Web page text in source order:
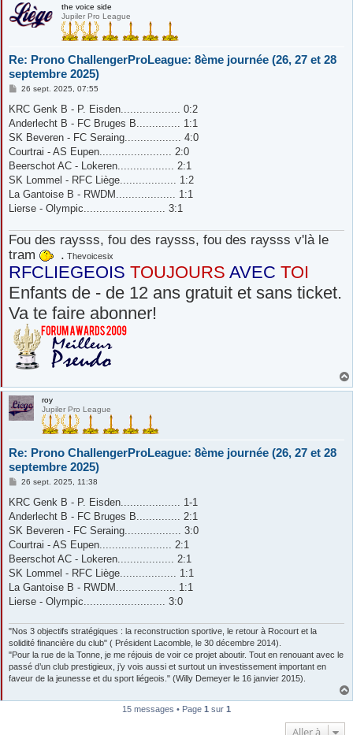
the voice side
Jupiler Pro League
Re: Prono ChallengerProLeague: 8ème journée (26, 27 et 28
septembre 2025)
M
s
a
g
26 sept. 2025, 07:55
KRC Genk B - P. Eisden................... 0:2
Anderlecht B - FC Bruges B.............. 1:1
SK Beveren - FC Seraing.................. 4:0
Courtrai - AS Eupen....................... 2:0
Beerschot AC - Lokeren.................. 2:1
SK Lommel - RFC Liège.................. 1:2
La Gantoise B - RWDM................... 1:1
Lierse - Olympic.......................... 3:1
Fou des raysss, fou des raysss, fou des raysss v'là le
tram
. Thevoicesix
RFCLIEGEOIS TOUJOURS AVEC TOI
Enfants de - de 12 ans gratuit et sans ticket.
Va te faire abonner!
roy
Jupiler Pro League
Re: Prono ChallengerProLeague: 8ème journée (26, 27 et 28
septembre 2025)
M
s
a
g
26 sept. 2025, 11:38
KRC Genk B - P. Eisden................... 1-1
Anderlecht B - FC Bruges B.............. 2:1
SK Beveren - FC Seraing.................. 3:0
Courtrai - AS Eupen....................... 2:1
Beerschot AC - Lokeren.................. 2:1
SK Lommel - RFC Liège.................. 1:1
La Gantoise B - RWDM................... 1:1
Lierse - Olympic.......................... 3:0
"Nos 3 objectifs stratégiques : la reconstruction sportive, le retour à Rocourt et la
solidité financière du club" ( Président Lacomble, le 30 décembre 2014).
"Pour la rue de la Tonne, je me réjouis de voir ce projet aboutir. Tout en renouant avec le
passé d’un club prestigieux, j’y vois aussi et surtout un investissement important en
faveur de la jeunesse et du sport liégeois." (Willy Demeyer le 16 janvier 2015).
15 messages • Page 1 sur 1
Aller à